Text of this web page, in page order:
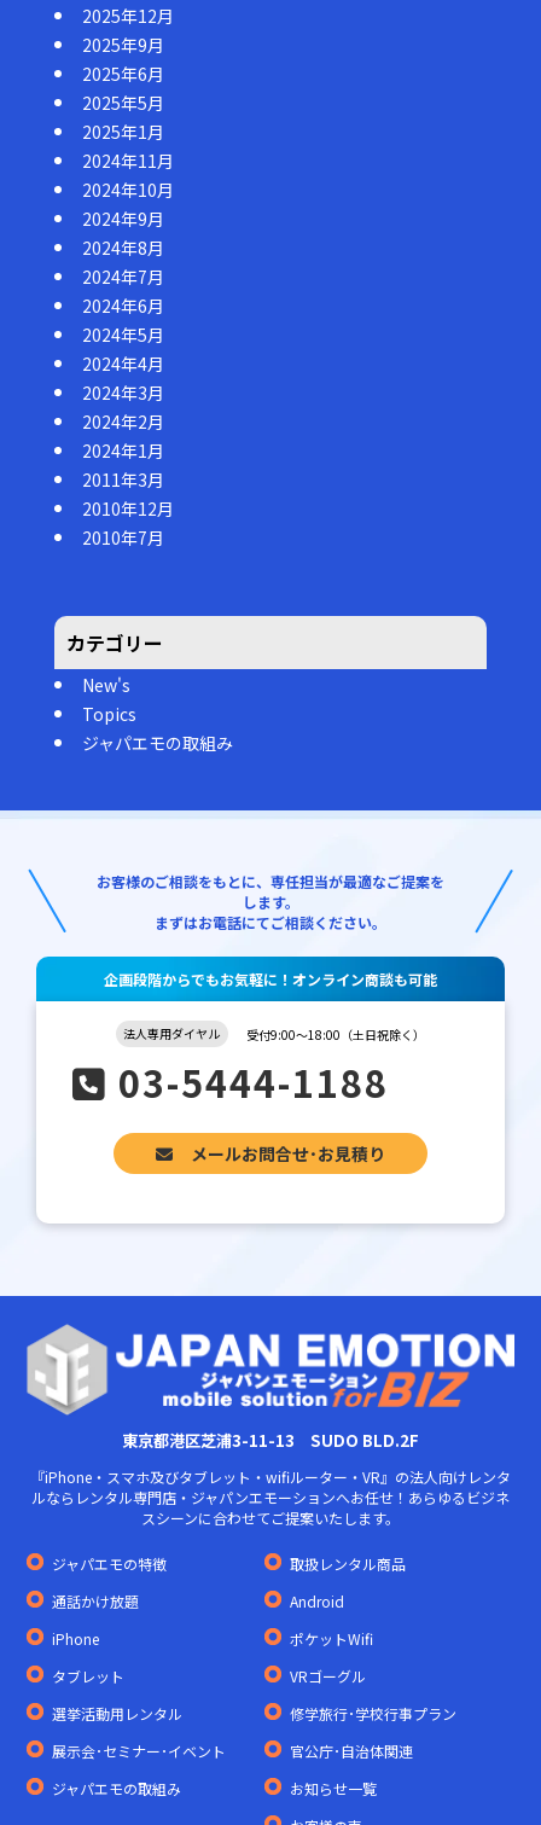
2025年12月
2025年9月
2025年6月
2025年5月
2025年1月
2024年11月
2024年10月
2024年9月
2024年8月
2024年7月
2024年6月
2024年5月
2024年4月
2024年3月
2024年2月
2024年1月
2011年3月
2010年12月
2010年7月
カテゴリー
New's
Topics
ジャパエモの取組み
お客様のご相談をもとに、専任担当が最適なご提案を
します。
まずはお電話にてご相談ください。
企画段階からでもお気軽に！オンライン商談も可能
法人専用ダイヤル 受付9:00～18:00（土日祝除く）
03-5444-1188
メールお問合せ･お見積り
東京都港区芝浦3-11-13 SUDO BLD.2F
『iPhone・スマホ及びタブレット・wifiルーター・VR』の法人向けレンタ
ルならレンタル専門店・ジャパンエモーションへお任せ！あらゆるビジネ
スシーンに合わせてご提案いたします。
ジャパエモの特徴
取扱レンタル商品
通話かけ放題
Android
iPhone
ポケットWifi
タブレット
VRゴーグル
選挙活動用レンタル
修学旅行･学校行事プラン
展示会･セミナー･イベント
官公庁･自治体関連
ジャパエモの取組み
お知らせ一覧